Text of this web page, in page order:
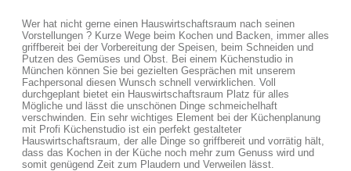
Wer hat nicht gerne einen Hauswirtschaftsraum nach seinen
Vorstellungen ? Kurze Wege beim Kochen und Backen, immer alles
griffbereit bei der Vorbereitung der Speisen, beim Schneiden und
Putzen des Gemüses und Obst. Bei einem Küchenstudio in
München können Sie bei gezielten Gesprächen mit unserem
Fachpersonal diesen Wunsch schnell verwirklichen. Voll
durchgeplant bietet ein Hauswirtschaftsraum Platz für alles
Mögliche und lässt die unschönen Dinge schmeichelhaft
verschwinden. Ein sehr wichtiges Element bei der Küchenplanung
mit Profi Küchenstudio ist ein perfekt gestalteter
Hauswirtschaftsraum, der alle Dinge so griffbereit und vorrätig hält,
dass das Kochen in der Küche noch mehr zum Genuss wird und
somit genügend Zeit zum Plaudern und Verweilen lässt.